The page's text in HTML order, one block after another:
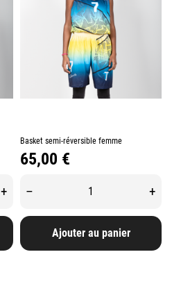
+
Basket semi-réversible femme
Prix
65,00 €
– +
Ajouter au panier